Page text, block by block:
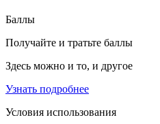
Баллы
Получайте и тратьте баллы
Здесь можно и то, и другое
Узнать подробнее
Условия использования